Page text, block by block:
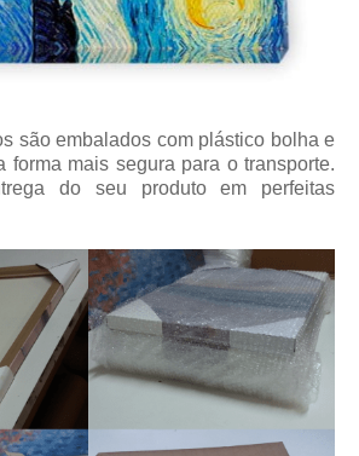
são embalados com plástico bolha e
forma mais segura para o transporte.
do seu produto em perfeitas